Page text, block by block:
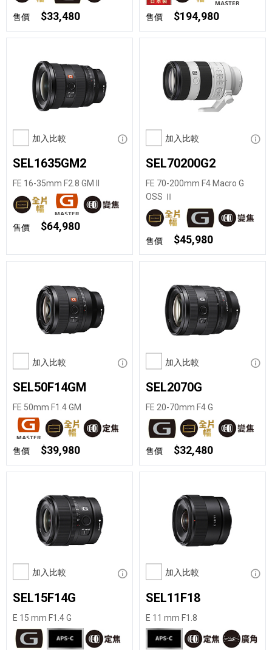
售價 $33,480 售價 $194,980
加入比較 顯示資訊
SEL1635GM2
FE 16-35mm F2.8 GM II
售價 $64,980
加入比較 顯示
SEL70200G2
FE 70-200mm F4 Macro G
OSS Ⅱ
售價 $45,980
加入比較 顯示資訊
SEL50F14GM
FE 50mm F1.4 GM
售價 $39,980
加入比較 顯示
SEL2070G
FE 20-70mm F4 G
售價 $32,480
加入比較 顯示資訊
SEL15F14G
E 15 mm F1.4 G
加入比較 顯示
SEL11F18
E 11 mm F1.8